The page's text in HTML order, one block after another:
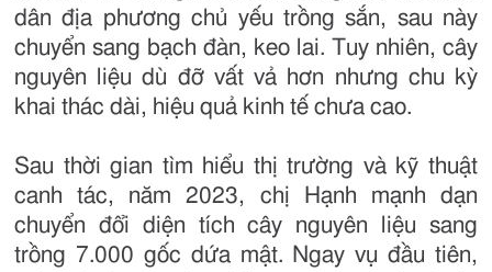
dân địa phương chủ yếu trồng sắn, sau này
chuyển sang bạch đàn, keo lai. Tuy nhiên, cây
nguyên liệu dù đỡ vất vả hơn nhưng chu kỳ
khai thác dài, hiệu quả kinh tế chưa cao.
Sau thời gian tìm hiểu thị trường và kỹ thuật
canh tác, năm 2023, chị Hạnh mạnh dạn
chuyển đổi diện tích cây nguyên liệu sang
trồng 7.000 gốc dứa mật. Ngay vụ đầu tiên,